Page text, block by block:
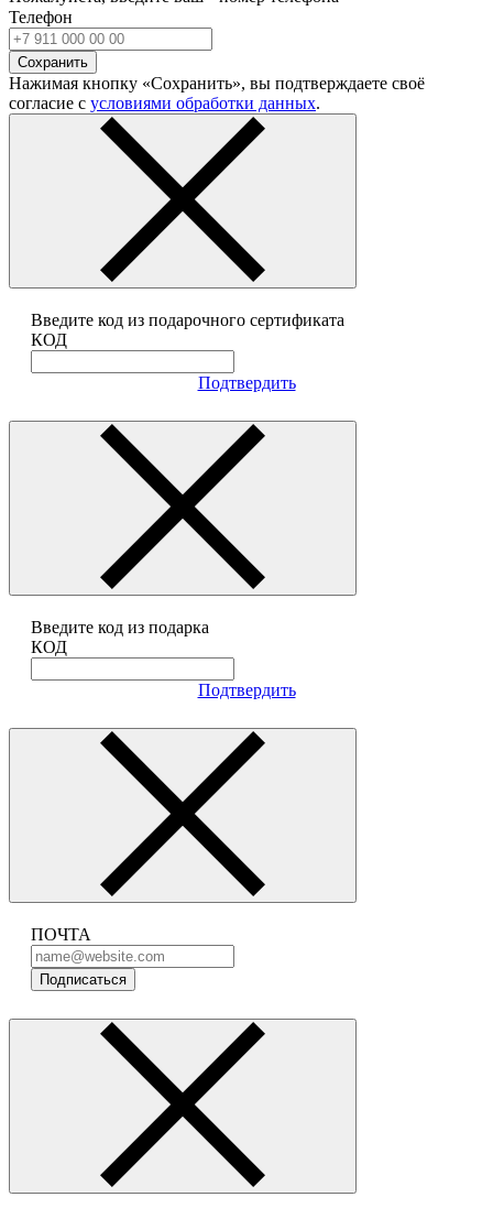
Телефон
Сохранить
Нажимая кнопку «Сохранить», вы подтверждаете своё
согласие с условиями обработки данных.
Введите код из подарочного сертификата
КОД
Подтвердить
Введите код из подарка
КОД
Подтвердить
ПОЧТА
Подписаться